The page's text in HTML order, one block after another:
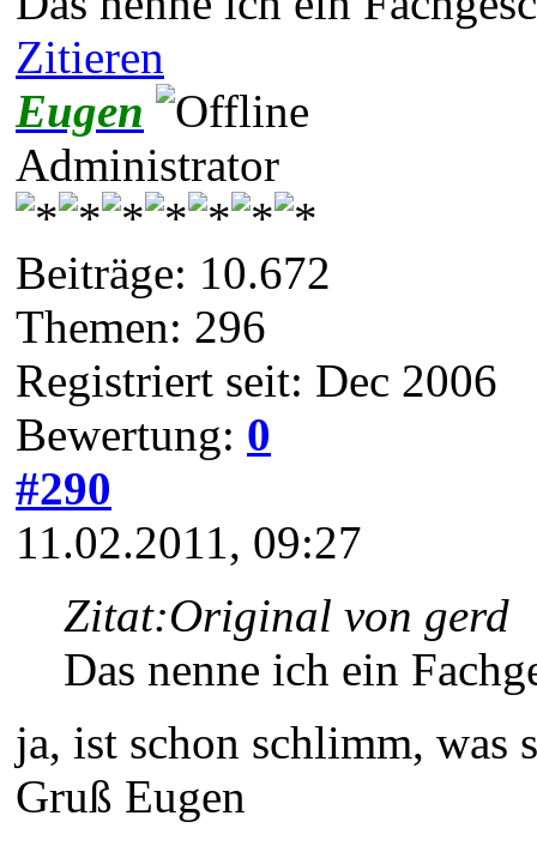
Zitieren
Eugen
Administrator
Beiträge: 10.672
Themen: 296
Registriert seit: Dec 2006
Bewertung: 0
#290
11.02.2011, 09:27
Zitat:Original von gerd
Das nenne ich ein
ja, ist schon schlimm, was
Gruß Eugen